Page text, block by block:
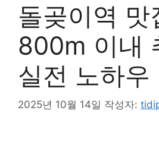
돌곶이역 맛
800m 이내
실전 노하우
2025년 10월 14일 작성자: